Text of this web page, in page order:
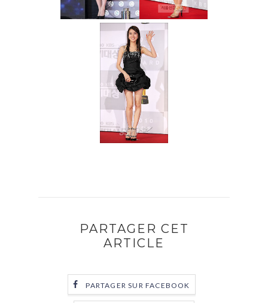
PARTAGER CET
ARTICLE
PARTAGER SUR FACEBOOK